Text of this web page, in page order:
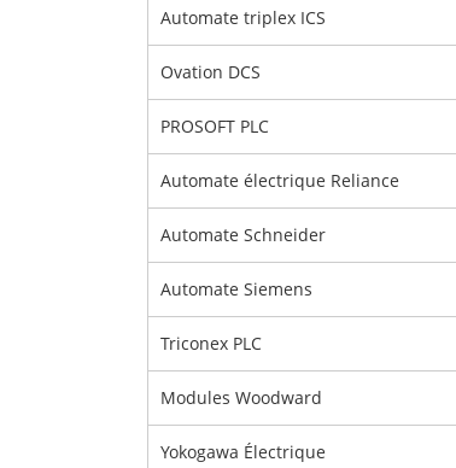
Automate triplex ICS
Ovation DCS
PROSOFT PLC
Automate électrique Reliance
Automate Schneider
Automate Siemens
Triconex PLC
Modules Woodward
Yokogawa Électrique